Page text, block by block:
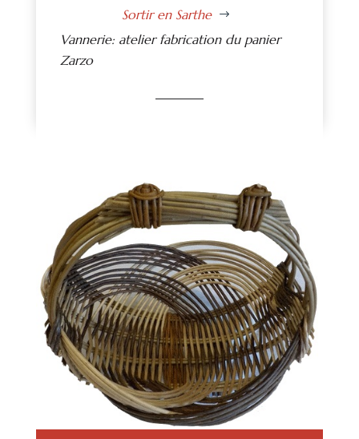
Sortir en Sarthe $
Vannerie: atelier fabrication du panier
Zarzo